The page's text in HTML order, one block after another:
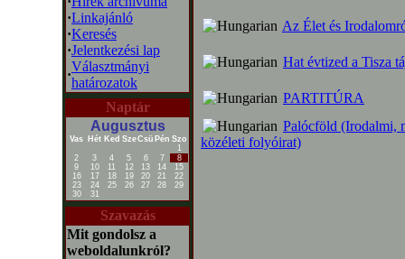
·Linkajánló
·Keresés
·Jelentkezési lap
·
Választmányi
határozatok
Naptár
Augusztus
Vas Hét Ked SzeCsü Pén Szo
1
2
3 4 5 6 7
8
9
10 11 12 13 14
15
16
17 18 19 20 21
22
23
24 25 26 27 28
29
30
31
Szavazás
Mit gondolsz a
weboldalunkról?
Az Élet és
Hat évtized a Tisza
PARTITÚRA
Palócföld (Irodalmi,
közéleti folyóirat)